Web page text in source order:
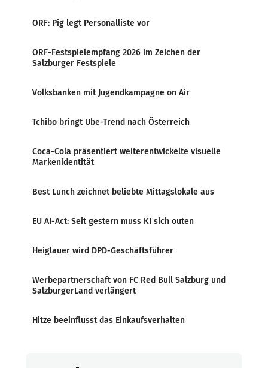
ORF: Pig legt Personalliste vor
ORF-Festspielempfang 2026 im Zeichen der
Salzburger Festspiele
Volksbanken mit Jugendkampagne on Air
Tchibo bringt Ube-Trend nach Österreich
Coca-Cola präsentiert weiterentwickelte visuelle
Markenidentität
Best Lunch zeichnet beliebte Mittagslokale aus
EU AI-Act: Seit gestern muss KI sich outen
Heiglauer wird DPD-Geschäftsführer
Werbepartnerschaft von FC Red Bull Salzburg und
SalzburgerLand verlängert
Hitze beeinflusst das Einkaufsverhalten